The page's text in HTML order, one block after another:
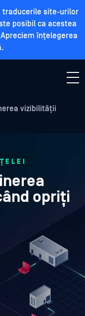
traducerile site-urilor
posibil ca acestea
înțelegerea
vizibilității
opriți